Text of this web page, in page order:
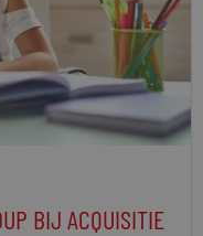
BIJ ACQUISITIE